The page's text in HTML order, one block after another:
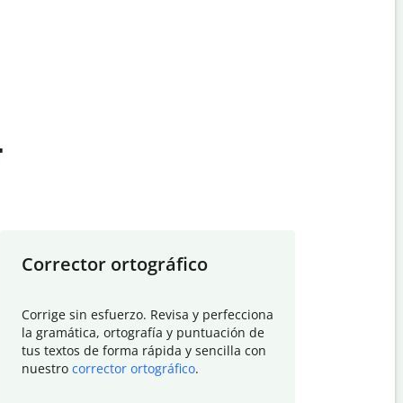
Corrector ortográfico
Corrige sin esfuerzo. Revisa y perfecciona
la gramática, ortografía y puntuación de
tus textos de forma rápida y sencilla con
nuestro corrector ortográfico.